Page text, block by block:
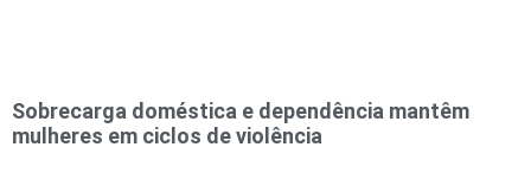
Sobrecarga doméstica e dependência mantêm
mulheres em ciclos de violência